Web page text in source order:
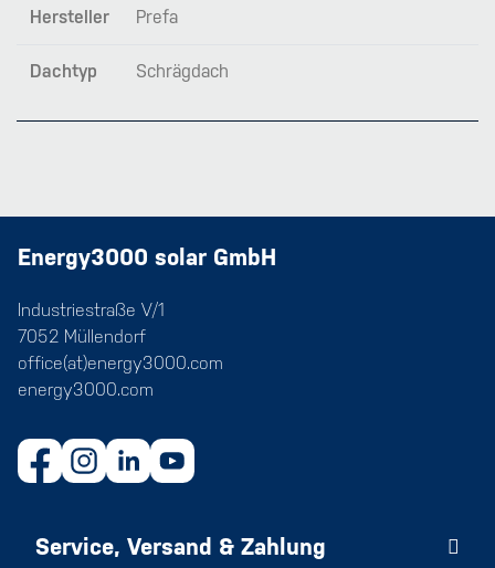
Hersteller Prefa
Dachtyp Schrägdach
Energy3000 solar GmbH
Industriestraße V/1
7052 Müllendorf
office(at)energy3000.com
energy3000.com
Service, Versand & Zahlung